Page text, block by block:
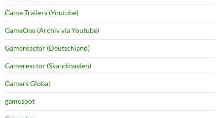
Game Trailers (Youtube)
GameOne (Archiv via Youtube)
Gamereactor (Deutschland)
Gamereactor (Skandinavien)
Gamers Global
gamespot